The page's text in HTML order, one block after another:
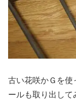
古い花咲かＧを使
ールも取り出して